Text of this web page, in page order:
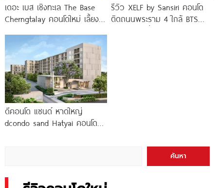
เดอะ เบส เชิงทะเล The Base
Cherngtalay คอนโดใหม่ เลี้ยง
รีวิว XELF by Sansiri คอนโด
ติดถนนพระราม 4 ใกล้ BTS
ดีคอนโด แซนด์ หาดใหญ่
dcondo sand Hatyai คอนโด
ค้นหา